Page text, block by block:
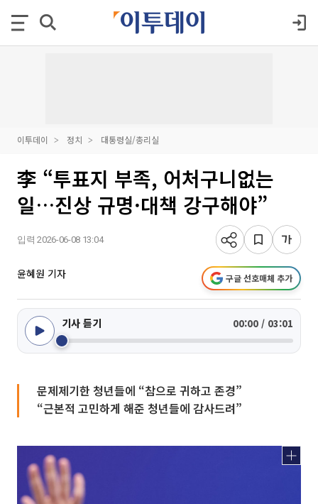
이투데이 정치 대통령실/총리실
李 “투표지 부족, 어처구니없는
일…진상 규명·대책 강구해야”
입력 2026-06-08 13:04
윤혜원 기자 구글 선호매체 추가
기사 듣기 00:00 / 03:01
문제제기한 청년들에 “참으로 귀하고 존경”
“근본적 고민하게 해준 청년들에 감사드려”